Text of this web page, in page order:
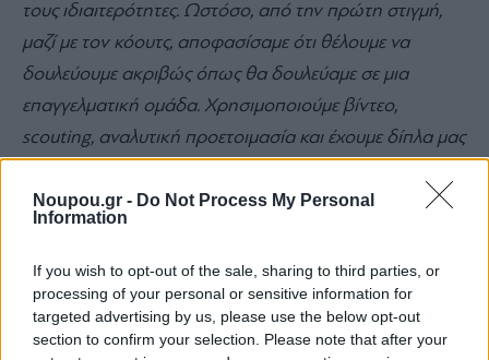
Noupou.gr - Do Not Process My Personal
Information
If you wish to opt-out of the sale, sharing to third parties, or
processing of your personal or sensitive information for
targeted advertising by us, please use the below opt-out
section to confirm your selection. Please note that after your
τους ιδιαιτερότητες. Ωστόσο, από την πρώτη στιγμή,
μαζί με τον κόουτς, αποφασίσαμε ότι θέλουμε να
δουλεύουμε ακριβώς όπως θα δουλεύαμε σε μια
επαγγελματική ομάδα. Χρησιμοποιούμε βίντεο,
scouting, αναλυτική προετοιμασία και έχουμε δίπλα μας
όχι μόνο αγκάλιασαν αυτή τη φιλοσοφία, αλλά την
μεγαλύτερη ένταση και αφοσίωση», τονίζει, εμφανώς
περήφανος για την πορεία και την εξέλιξη της ομάδας.